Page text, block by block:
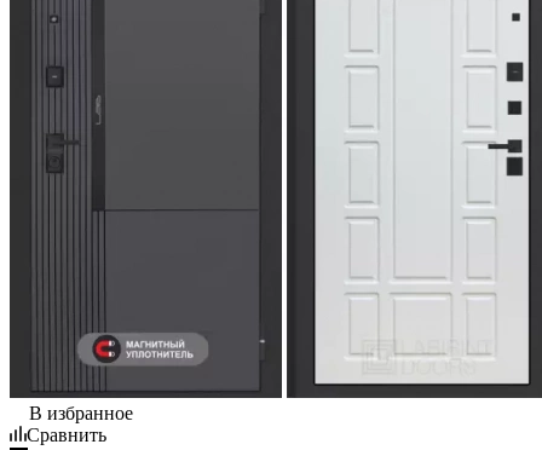
В избранное
Сравнить